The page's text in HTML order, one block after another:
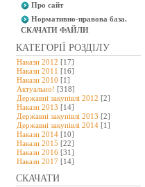
Про сайт
Нормативно-правова база.
СКАЧАТИ ФАЙЛИ
КАТЕГОРІЇ РОЗДІЛУ
Накази 2012 [17]
Накази 2011 [16]
Накази 2010 [1]
Актуально! [318]
Державні закупівлі 2012 [2]
Накази 2013 [14]
Державні закупівлі 2013 [2]
Державні закупівлі 2014 [1]
Накази 2014 [10]
Накази 2015 [22]
Накази 2016 [31]
Накази 2017 [14]
СКАЧАТИ